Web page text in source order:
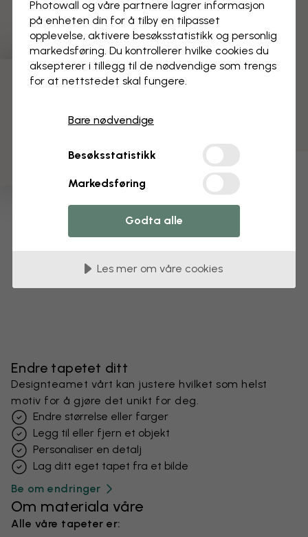
Endre tapetet ditt
Designteamet vårt kan justere hvilket som helst
motiv for å gjøre det unikt for deg.
Endre størrelse eller farger
Legg til eller fjern et objekt
Personaliser en detalj
Lag ditt eget tapet fra et bilde
Be om endringer
Om materiala våre
Alle våre tapeter er:
Photowall og våre partnere lagrer informasjon
på enheten din for å tilby en tilpasset
opplevelse, aktivere besøks­statistikk og personlig
markedsføring. Du kontrollerer hvilke cookies du
aksepterer i tillegg til de nødvendige som trengs
for at nettstedet skal fungere.
Bare nødvendige
Besøksstatistikk
Markedsføring
Godta alle
Les mer om våre cookies